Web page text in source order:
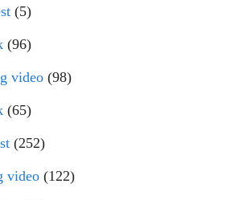
(5)
(96)
video (98)
(65)
(252)
video (122)